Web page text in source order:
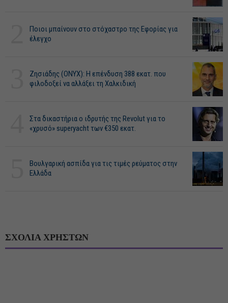
Ποιοι μπαίνουν στο στόχαστρο της Εφορίας για
έλεγχο
Ζησιάδης (ONYX): Η επένδυση 388 εκατ. που
φιλοδοξεί να αλλάξει τη Χαλκιδική
Στα δικαστήρια ο ιδρυτής της Revolut για το
«χρυσό» superyacht των €350 εκατ.
Βουλγαρική ασπίδα για τις τιμές ρεύματος στην
Ελλάδα
ΣΧΟΛΙΑ ΧΡΗΣΤΩΝ